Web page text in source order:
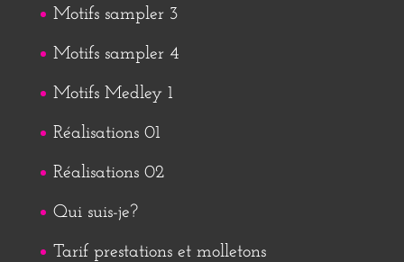
Motifs sampler 3
Motifs sampler 4
Motifs Medley 1
Réalisations 01
Réalisations 02
Qui suis-je?
Tarif prestations et molletons